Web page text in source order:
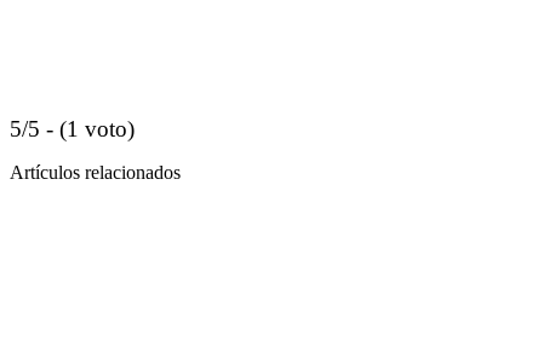
5/5 - (1 voto)
Artículos relacionados